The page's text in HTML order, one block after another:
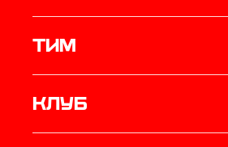
ТИМ
Клуб